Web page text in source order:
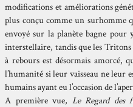
modifications et améliorations
plus conçu comme un surhomme
envoyé sur la planète bagne
interstellaire, tandis que les Tritons
à rebours est désormais amorcé,
l’humanité si leur vaisseau ne leur
humains ayant eu l’occasion de
A première vue, Le Regard des